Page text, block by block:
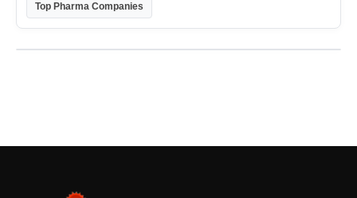
Top Pharma Companies